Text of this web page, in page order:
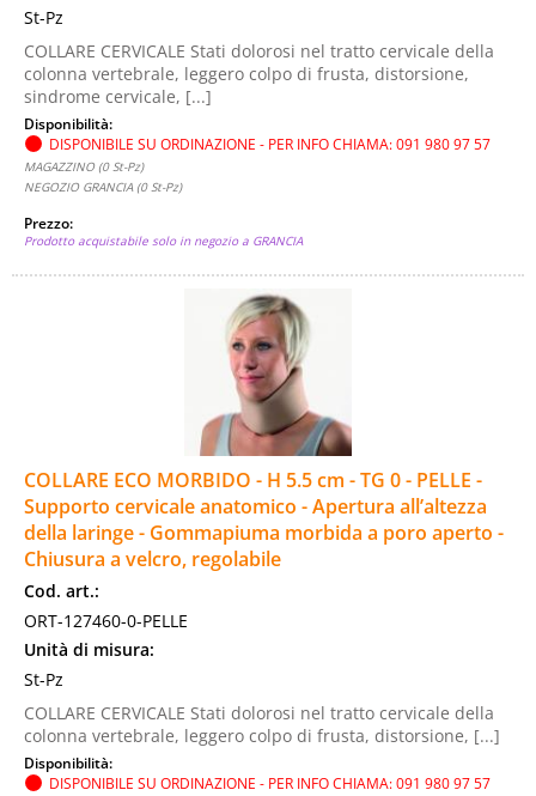
St-Pz
COLLARE CERVICALE Stati dolorosi nel tratto cervicale della
colonna vertebrale, leggero colpo di frusta, distorsione,
sindrome cervicale, [...]
Disponibilità:
DISPONIBILE SU ORDINAZIONE - PER INFO CHIAMA: 091 980 97 57
MAGAZZINO (0 St-Pz)
NEGOZIO GRANCIA (0 St-Pz)
Prezzo:
Prodotto acquistabile solo in negozio a GRANCIA
COLLARE ECO MORBIDO - H 5.5 cm - TG 0 - PELLE -
Supporto cervicale anatomico - Apertura all’altezza
della laringe - Gommapiuma morbida a poro aperto -
Chiusura a velcro, regolabile
Cod. art.:
ORT-127460-0-PELLE
Unità di misura:
St-Pz
COLLARE CERVICALE Stati dolorosi nel tratto cervicale della
colonna vertebrale, leggero colpo di frusta, distorsione, [...]
Disponibilità:
DISPONIBILE SU ORDINAZIONE - PER INFO CHIAMA: 091 980 97 57